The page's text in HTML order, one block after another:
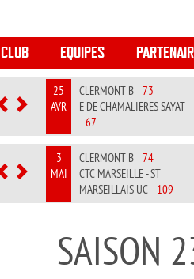
CLUB EQUIPES
PREVIOUS
NEXT
25
AVR
CLERMONT B 73
E DE CHAMALIERES SAYAT
67
PREVIOUS
NEXT
3
MAI
CLERMONT B 74
CTC MARSEILLE - ST
MARSEILLAIS UC
109
SAISON